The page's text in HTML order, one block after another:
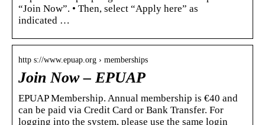
“Join Now”. • Then, select “Apply here” as
indicated …
http s://www.epuap.org › memberships
Join Now – EPUAP
EPUAP Membership. Annual membership is €40 and
can be paid via Credit Card or Bank Transfer. For
logging into the system, please use the same login